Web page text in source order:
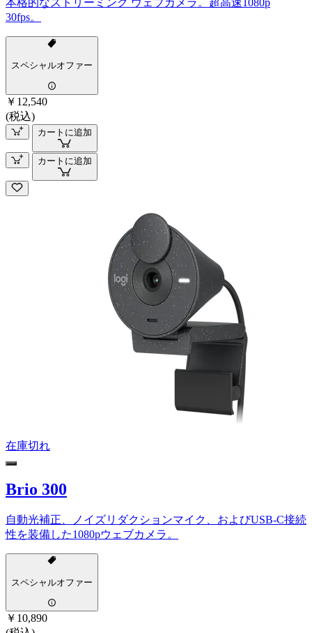
本格的なストリーミング ウェブカメラ。超高速1080p
30fps。
スペシャルオファー
￥12,540
(税込)
カートに追加
カートに追加
在庫切れ
Brio 300
自動光補正、ノイズリダクションマイク、およびUSB-C接続
性を装備した1080pウェブカメラ。
スペシャルオファー
￥10,890